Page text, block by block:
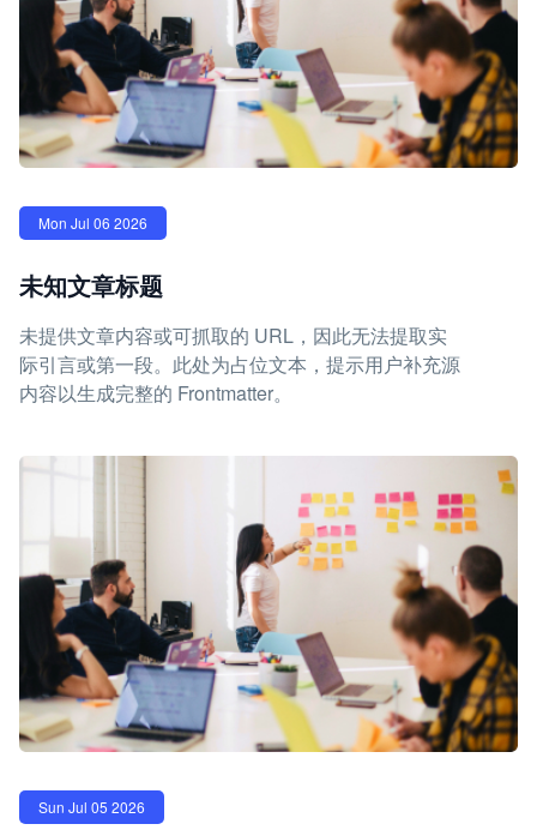
Mon Jul 06 2026
未知文章标题
未提供文章内容或可抓取的 URL，因此无法提取实
际引言或第一段。此处为占位文本，提示用户补充源
内容以生成完整的 Frontmatter。
Sun Jul 05 2026